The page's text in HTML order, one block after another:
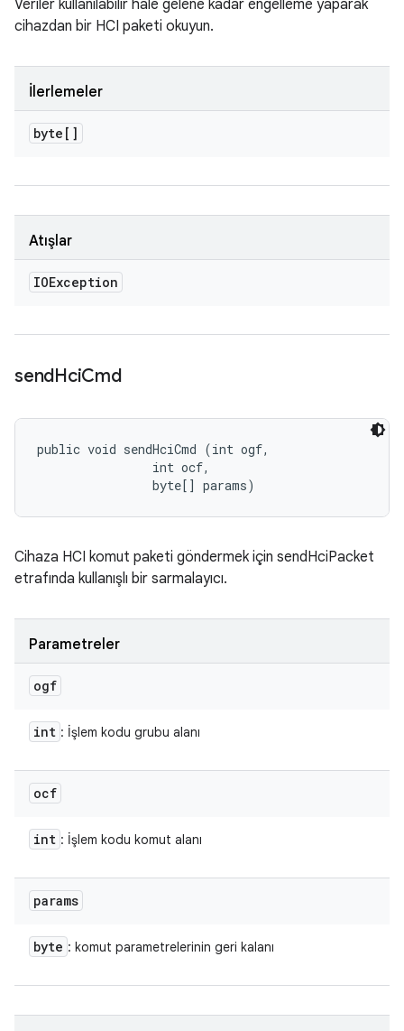
Veriler kullanılabilir hale gelene kadar engelleme yaparak
cihazdan bir HCI paketi okuyun.
İlerlemeler
byte[]
Atışlar
IOException
sendHciCmd
public void sendHciCmd (int ogf,
                int ocf,
                byte[] params)
Cihaza HCI komut paketi göndermek için sendHciPacket
etrafında kullanışlı bir sarmalayıcı.
Parametreler
ogf
int : İşlem kodu grubu alanı
ocf
int : İşlem kodu komut alanı
params
byte : komut parametrelerinin geri kalanı